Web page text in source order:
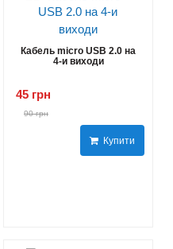
Кабель micro USB 2.0 на
4-и виходи
45 грн
90 грн
Купити